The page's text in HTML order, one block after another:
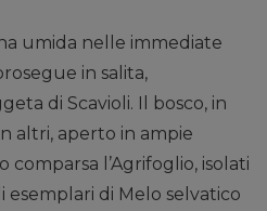
umida nelle immediate
in salita,
di Scavioli. Il bosco, in
altri, aperto in ampie
comparsa l’Agrifoglio, isolati
esemplari di Melo selvatico